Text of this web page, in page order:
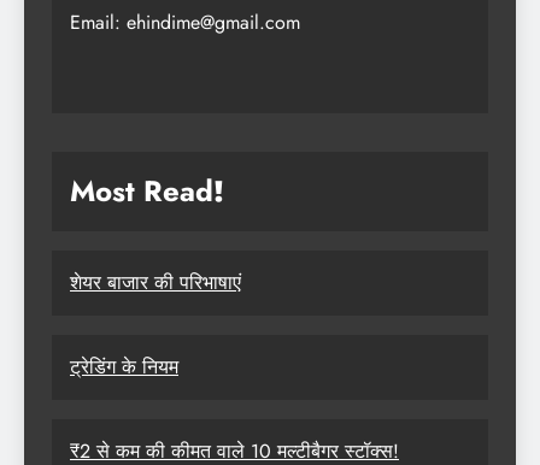
Email: ehindime@gmail.com
Most Read!
शेयर बाजार की परिभाषाएं
ट्रेडिंग के नियम
₹2 से कम की कीमत वाले 10 मल्टीबैगर स्टॉक्स!